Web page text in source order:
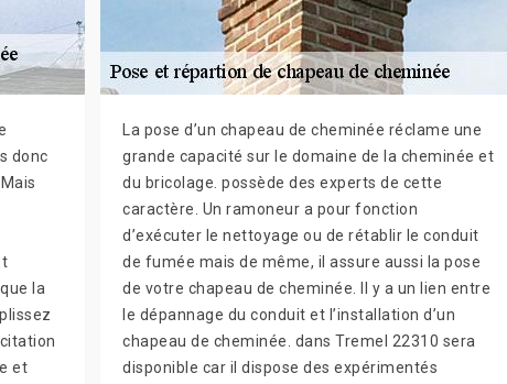
donc
la
et
La pose d’un chapeau de cheminée réclame une
grande capacité sur le domaine de la cheminée et
du bricolage. possède des experts de cette
caractère. Un ramoneur a pour fonction
d’exécuter le nettoyage ou de rétablir le conduit
de fumée mais de même, il assure aussi la pose
de votre chapeau de cheminée. Il y a un lien entre
le dépannage du conduit et l’installation d’un
chapeau de cheminée. dans Tremel 22310 sera
disponible car il dispose des expérimentés